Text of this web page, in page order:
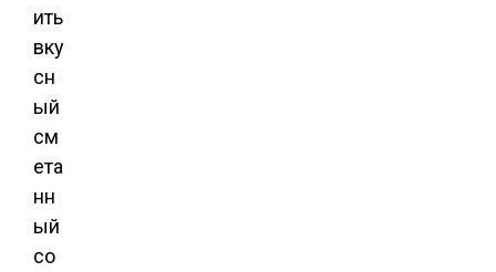
ить
вку
сн
ый
см
ета
нн
ый
со